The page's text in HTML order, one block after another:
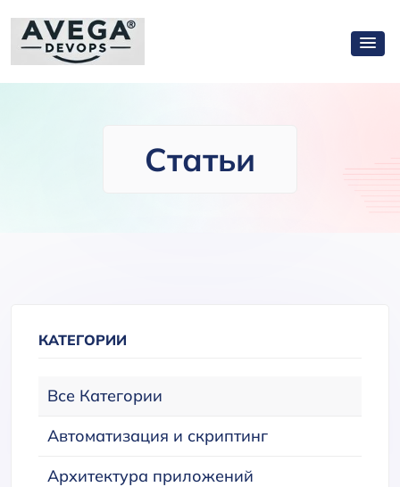
Статьи
КАТЕГОРИИ
Все Категории
Автоматизация и скриптинг
Архитектура приложений